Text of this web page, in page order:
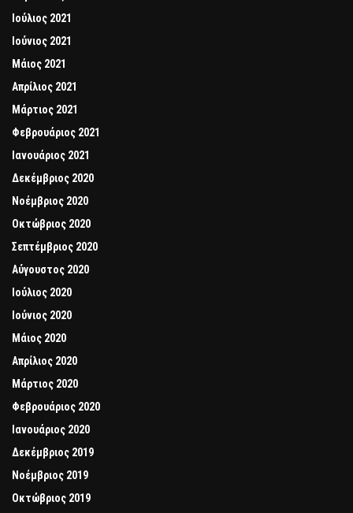
Ιούλιος 2021
Ιούνιος 2021
Μάιος 2021
Απρίλιος 2021
Μάρτιος 2021
Φεβρουάριος 2021
Ιανουάριος 2021
Δεκέμβριος 2020
Νοέμβριος 2020
Οκτώβριος 2020
Σεπτέμβριος 2020
Αύγουστος 2020
Ιούλιος 2020
Ιούνιος 2020
Μάιος 2020
Απρίλιος 2020
Μάρτιος 2020
Φεβρουάριος 2020
Ιανουάριος 2020
Δεκέμβριος 2019
Νοέμβριος 2019
Οκτώβριος 2019